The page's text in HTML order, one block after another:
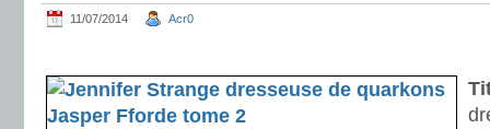
11/07/2014 Acr0